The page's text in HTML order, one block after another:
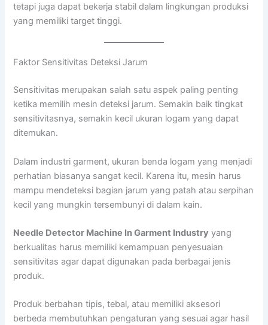
tetapi juga dapat bekerja stabil dalam lingkungan produksi
yang memiliki target tinggi.
Faktor Sensitivitas Deteksi Jarum
Sensitivitas merupakan salah satu aspek paling penting
ketika memilih mesin deteksi jarum. Semakin baik tingkat
sensitivitasnya, semakin kecil ukuran logam yang dapat
ditemukan.
Dalam industri garment, ukuran benda logam yang menjadi
perhatian biasanya sangat kecil. Karena itu, mesin harus
mampu mendeteksi bagian jarum yang patah atau serpihan
kecil yang mungkin tersembunyi di dalam kain.
Needle Detector Machine In Garment Industry yang
berkualitas harus memiliki kemampuan penyesuaian
sensitivitas agar dapat digunakan pada berbagai jenis
produk.
Produk berbahan tipis, tebal, atau memiliki aksesori
berbeda membutuhkan pengaturan yang sesuai agar hasil